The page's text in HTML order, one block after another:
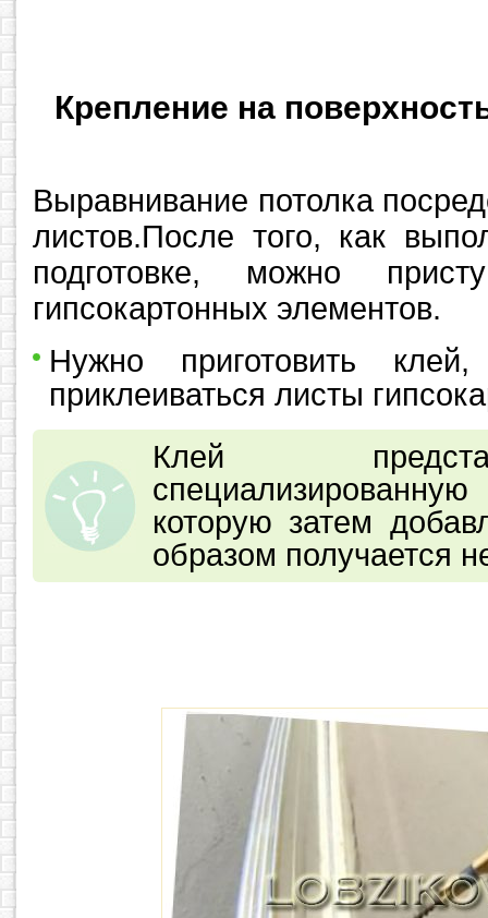
Крепление на
Выравнивание потолка
листов.После того, как
подготовке, можно
гипсокартонных элементов.
Нужно приготовить
приклеиваться листы
Клей
которую затем
образом получается